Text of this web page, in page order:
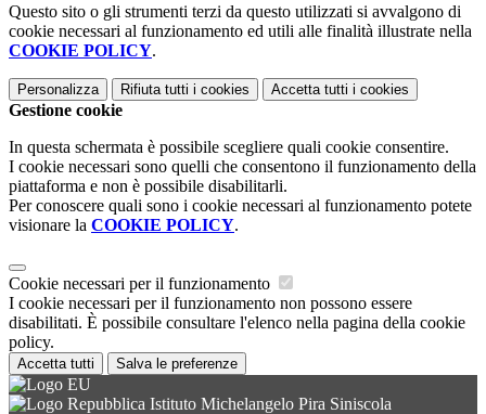
Questo sito o gli strumenti terzi da questo utilizzati si avvalgono di
cookie necessari al funzionamento ed utili alle finalità illustrate nella
COOKIE POLICY.
Personalizza Rifiuta tutti i cookies Accetta tutti i cookies
Gestione cookie
In questa schermata è possibile scegliere quali cookie consentire.
I cookie necessari sono quelli che consentono il funzionamento della
piattaforma e non è possibile disabilitarli.
Per conoscere quali sono i cookie necessari al funzionamento potete
visionare la COOKIE POLICY.
Cookie necessari per il funzionamento
I cookie necessari per il funzionamento non possono essere
disabilitati. È possibile consultare l'elenco nella pagina della cookie
policy.
Accetta tutti Salva le preferenze
Istituto Michelangelo Pira Siniscola